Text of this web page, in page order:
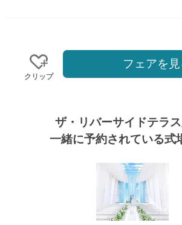
クリップ
フェアを見
ザ・リバーサイドテラ
一緒に予約されている式